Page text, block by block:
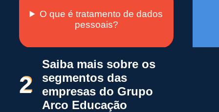
O que é tratamento de dados
pessoais?
2
Saiba mais sobre os
segmentos das
empresas do Grupo
Arco Educação